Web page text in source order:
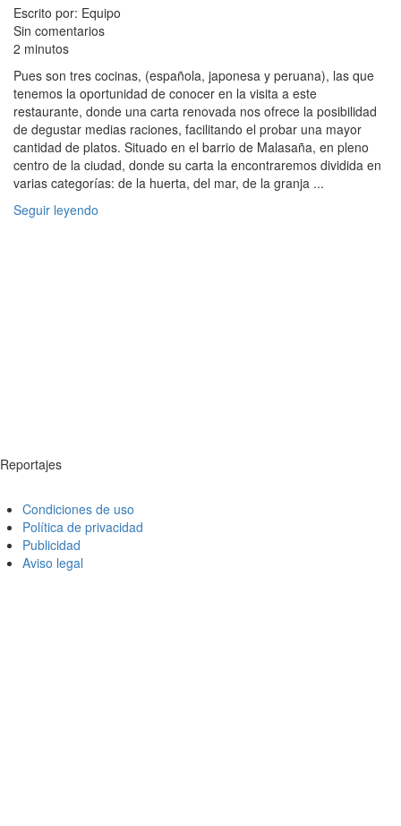
Escrito por: Equipo
Sin comentarios
2 minutos
Pues son tres cocinas, (española, japonesa y peruana), las que
tenemos la oportunidad de conocer en la visita a este
restaurante, donde una carta renovada nos ofrece la posibilidad
de degustar medias raciones, facilitando el probar una mayor
cantidad de platos. Situado en el barrio de Malasaña, en pleno
centro de la ciudad, donde su carta la encontraremos dividida en
varias categorías: de la huerta, del mar, de la granja ...
Seguir leyendo
Reportajes
Condiciones de uso
Política de privacidad
Publicidad
Aviso legal